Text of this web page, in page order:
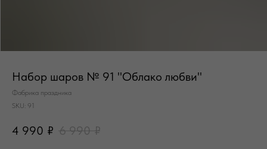
Набор шаров № 91 "Облако любви"
Фабрика праздника
SKU: 91
4 990 ₽ 6 990 ₽